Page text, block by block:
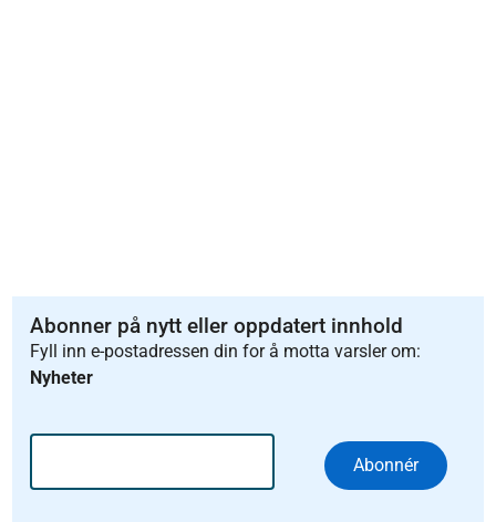
Abonner på nytt eller oppdatert innhold
Fyll inn e-postadressen din for å motta varsler om:
Nyheter
Abonnér